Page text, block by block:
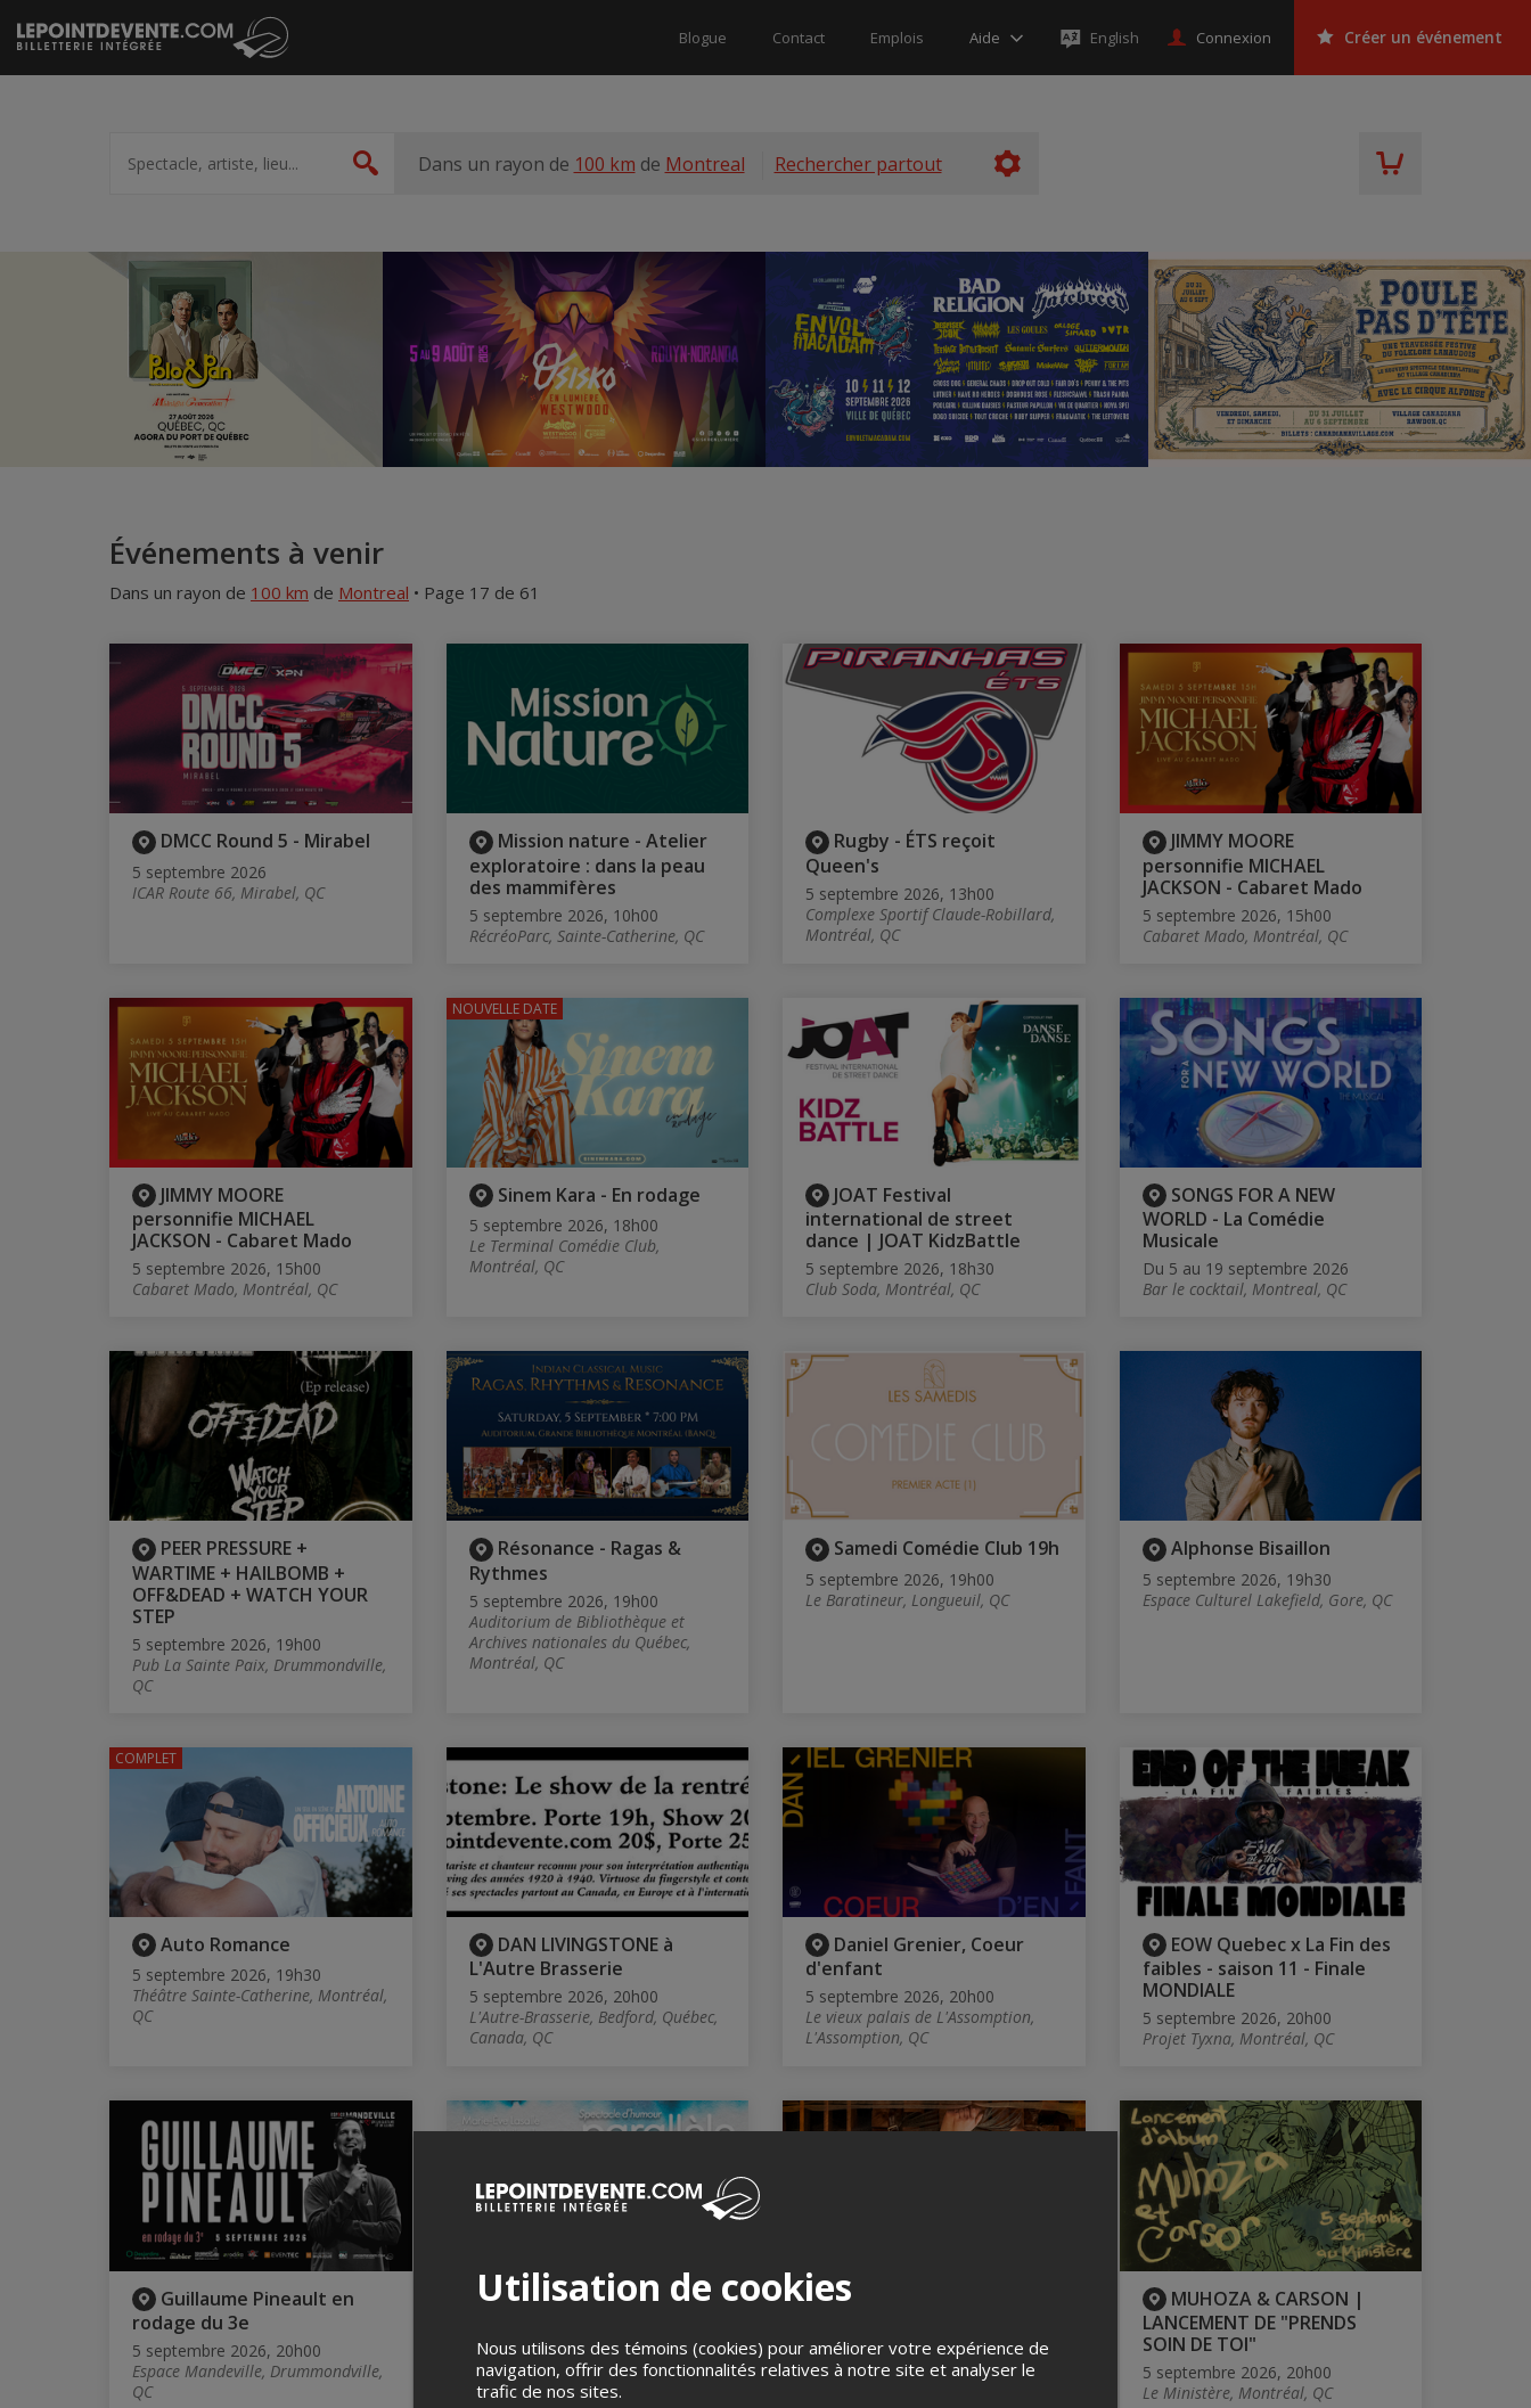
Passer
au
contenu
Blogue Contact Emplois Aide English Connexion Créer un événement
artiste,
lieu...
Rechercher
Dans un rayon de 100 km de Montreal Rechercher partout
Accueil
Suggestions
Événements à venir
Dans un rayon de 100 km de Montreal • Page 17 de 61
DMCC Round 5 - Mirabel
5 septembre 2026
ICAR Route 66, Mirabel, QC
Mission nature - Atelier
exploratoire : dans la peau
des mammifères
5 septembre 2026, 10h00
RécréoParc, Sainte-Catherine, QC
Rugby - ÉTS reçoit
Queen's
5 septembre 2026, 13h00
Complexe Sportif Claude-Robillard,
Montréal, QC
JIMMY MOORE
personnifie MICHAEL
JACKSON - Cabaret Mado
5 septembre 2026, 15h00
Cabaret Mado, Montréal, QC
JIMMY MOORE
personnifie MICHAEL
JACKSON - Cabaret Mado
5 septembre 2026, 15h00
Cabaret Mado, Montréal, QC
Sinem Kara - En rodage
5 septembre 2026, 18h00
Le Terminal Comédie Club,
Montréal, QC
NOUVELLE DATE
JOAT Festival
international de street
dance | JOAT KidzBattle
5 septembre 2026, 18h30
Club Soda, Montréal, QC
SONGS FOR A NEW
WORLD - La Comédie
Musicale
Du 5 au 19 septembre 2026
Bar le cocktail, Montreal, QC
PEER PRESSURE +
WARTIME + HAILBOMB +
OFF&DEAD + WATCH YOUR
STEP
5 septembre 2026, 19h00
Pub La Sainte Paix, Drummondville,
QC
Résonance - Ragas &
Rythmes
5 septembre 2026, 19h00
Auditorium de Bibliothèque et
Archives nationales du Québec,
Montréal, QC
Samedi Comédie Club 19h
5 septembre 2026, 19h00
Le Baratineur, Longueuil, QC
Alphonse Bisaillon
5 septembre 2026, 19h30
Espace Culturel Lakefield, Gore, QC
Auto Romance
5 septembre 2026, 19h30
Théâtre Sainte-Catherine, Montréal,
QC
COMPLET
DAN LIVINGSTONE à
L'Autre Brasserie
5 septembre 2026, 20h00
L'Autre-Brasserie, Bedford, Québec,
Canada, QC
Daniel Grenier, Coeur
d'enfant
5 septembre 2026, 20h00
Le vieux palais de L'Assomption,
L'Assomption, QC
EOW Quebec x La Fin des
faibles - saison 11 - Finale
MONDIALE
5 septembre 2026, 20h00
Projet Tyxna, Montréal, QC
Guillaume Pineault en
rodage du 3e
5 septembre 2026, 20h00
Espace Mandeville, Drummondville,
QC
Marie-Eve Lasalle et
5 septembre 2026, 20h00
Le Terminal Comédie Club,
Montréal, QC
Maxime Lapointe - Tête à
5 septembre 2026, 20h00
Cabaret Lion d'Or, Montréal, QC
MUHOZA & CARSON |
LANCEMENT DE "PRENDS
SOIN DE TOI"
5 septembre 2026, 20h00
Le Ministère, Montréal, QC
Utilisation de cookies
Nous utilisons des témoins (cookies) pour améliorer votre expérience de
navigation, offrir des fonctionnalités relatives à notre site et analyser le
trafic de nos sites.